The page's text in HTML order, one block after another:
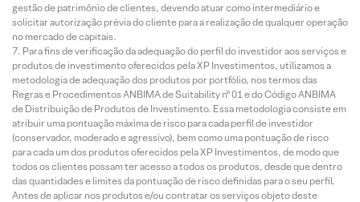
gestão de patrimônio de clientes, devendo atuar como intermediário e
solicitar autorização prévia do cliente para a realização de qualquer operação
no mercado de capitais.
Para fins de verificação da adequação do perfil do investidor aos serviços e
produtos de investimento oferecidos pela XP Investimentos, utilizamos a
metodologia de adequação dos produtos por portfólio, nos termos das
Regras e Procedimentos ANBIMA de Suitability nº 01 e do Código ANBIMA
de Distribuição de Produtos de Investimento. Essa metodologia consiste em
atribuir uma pontuação máxima de risco para cada perfil de investidor
(conservador, moderado e agressivo), bem como uma pontuação de risco
para cada um dos produtos oferecidos pela XP Investimentos, de modo que
todos os clientes possam ter acesso a todos os produtos, desde que dentro
das quantidades e limites da pontuação de risco definidas para o seu perfil.
Antes de aplicar nos produtos e/ou contratar os serviços objeto deste